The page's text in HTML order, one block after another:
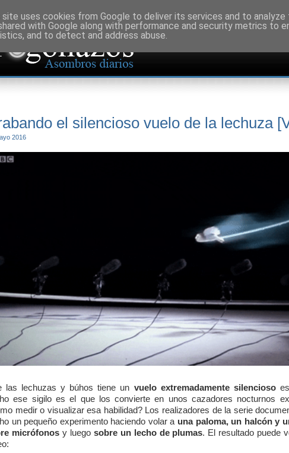
el silencioso vuelo de la lechuza
2016
las lechuzas y búhos tiene un vuelo extremadamente silenciosoes
ese sigilo es el que los convierte en unos cazadores nocturnos
medir o visualizar esa habilidad? Los realizadores de la serie
un pequeño experimento haciendo volar a una paloma, un halcón y
micrófonosy luego sobre un lecho de plumas. El resultado puede
site uses cookies from Google to deliver its services and to analyze
with Google along with performance and security metrics to
and to detect and address abuse.